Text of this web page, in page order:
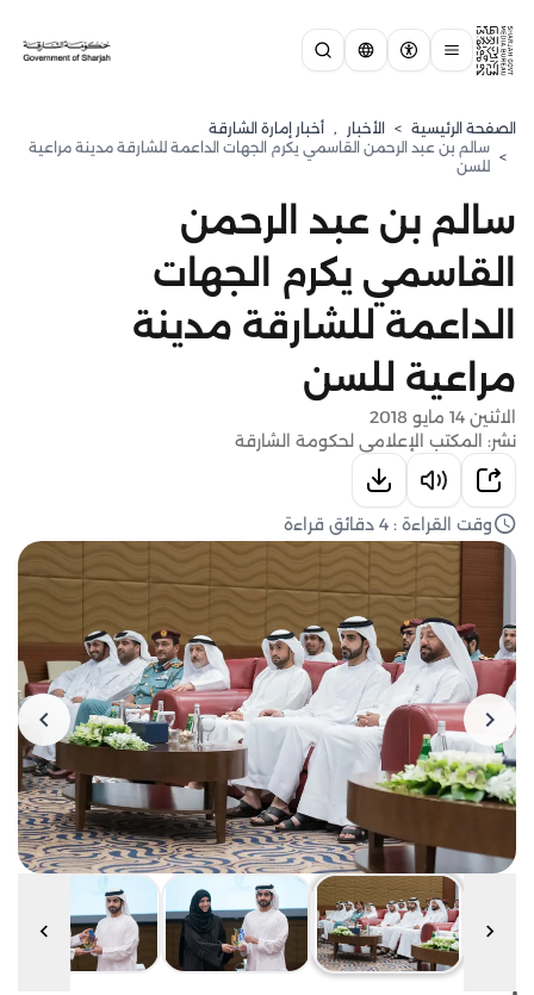
الصفحة الرئيسية > الأخبار , أخبار إمارة الشارقة
>
سالم بن عبد الرحمن القاسمي يكرم الجهات الداعمة للشارقة مدينة مراعية
للسن
سالم بن عبد الرحمن
القاسمي يكرم الجهات
الداعمة للشارقة مدينة
مراعية للسن
الاثنين 14 مايو 2018
نشر: المكتب الإعلامي لحكومة الشارقة
وقت القراءة : 4 دقائق قراءة